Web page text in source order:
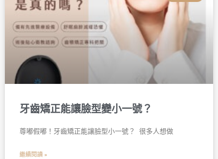
牙齒矯正能讓臉型變小一號？
尊嘟假嘟！牙齒矯正能讓臉型小一號？ 󠀠 很多人想做
繼續閱讀 »